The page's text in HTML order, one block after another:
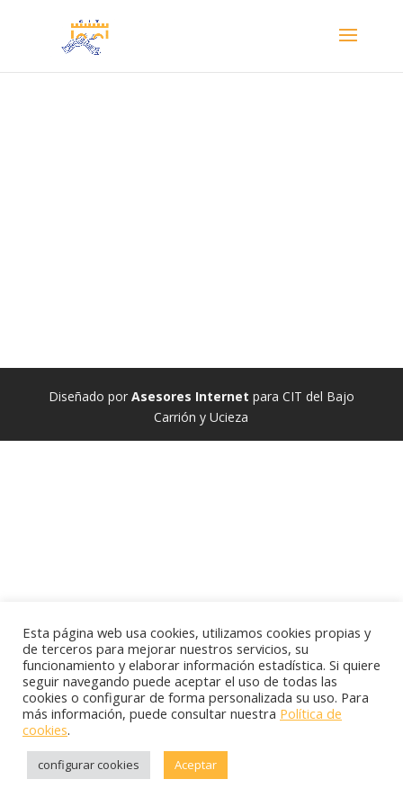
Diseñado por Asesores Internet para CIT del Bajo
Carrión y Ucieza
Esta página web usa cookies, utilizamos cookies propias y
de terceros para mejorar nuestros servicios, su
funcionamiento y elaborar información estadística. Si quiere
seguir navegando puede aceptar el uso de todas las
cookies o configurar de forma personalizada su uso. Para
más información, puede consultar nuestra Política de
cookies.
configurar cookies Aceptar